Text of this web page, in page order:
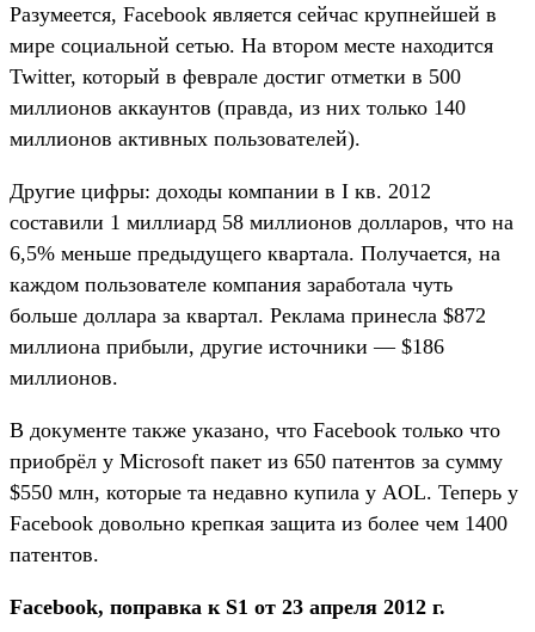
Разумеется, Facebook является сейчас крупнейшей в
мире социальной сетью. На втором месте находится
Twitter, который в феврале достиг отметки в 500
миллионов аккаунтов (правда, из них только 140
миллионов активных пользователей).
Другие цифры: доходы компании в I кв. 2012
составили 1 миллиард 58 миллионов долларов, что на
6,5% меньше предыдущего квартала. Получается, на
каждом пользователе компания заработала чуть
больше доллара за квартал. Реклама принесла $872
миллиона прибыли, другие источники — $186
миллионов.
В документе также указано, что Facebook только что
приобрёл у Microsoft пакет из 650 патентов за сумму
$550 млн, которые та недавно купила у AOL. Теперь у
Facebook довольно крепкая защита из более чем 1400
патентов.
Facebook, поправка к S1 от 23 апреля 2012 г.